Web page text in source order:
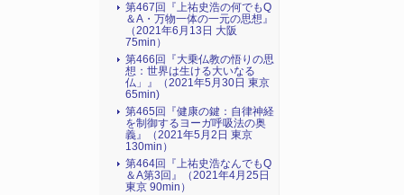
第467回『上祐史浩の何でもQ
＆A・万物一体の一元の思想』
（2021年6月13日 大阪
75min）
第466回『大乗仏教の悟りの思
想：世界は生ける大いなる
仏」』（2021年5月30日 東京
65min)
第465回『健康の鍵：自律神経
を制御するヨーガ呼吸法の奥
義』（2021年5月2日 東京
130min）
第464回『上祐史浩なんでもQ
＆A第3回』（2021年4月25日
東京 90min）